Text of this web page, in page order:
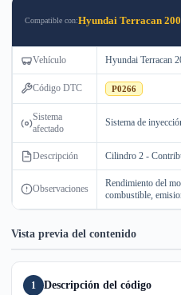
Compatible con:Hyundai Terracan
Vehículo Hyundai Terracan
Código DTC P0266
Sistema
afectado
Sistema de
Descripción Cilindro 2 -
Observaciones
Rendimiento del
combustible,
Vista previa del contenido
1 Descripción del código